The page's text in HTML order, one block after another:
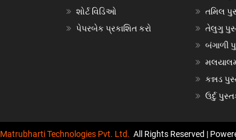
શોર્ટ વિડિઓ
પેપરબેક પ્રકાશિત કરો
તમિલ
તેલુગુ
બંગાળી
કન્નડ
ઉર્દુ
Matrubharti Technologies Pvt. Ltd. All Rights Reserved |